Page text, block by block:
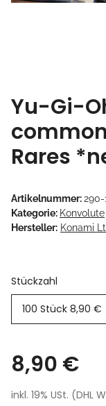
Yu-Gi-
Rares
Artikelnummer:
Kategorie: Konvolute
Hersteller: Konami
Stückzahl
100 Stück 8,90 €
8,90 €
inkl. 19% USt. (DHL